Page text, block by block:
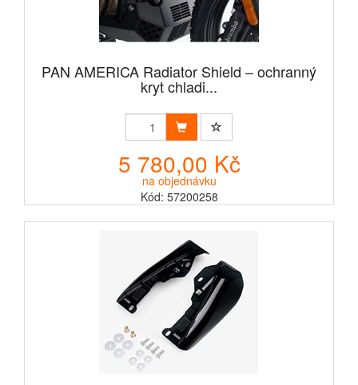
PAN AMERICA Radiator Shield – ochranný
kryt chladi...
5 780,00 Kč
na objednávku
Kód: 57200258